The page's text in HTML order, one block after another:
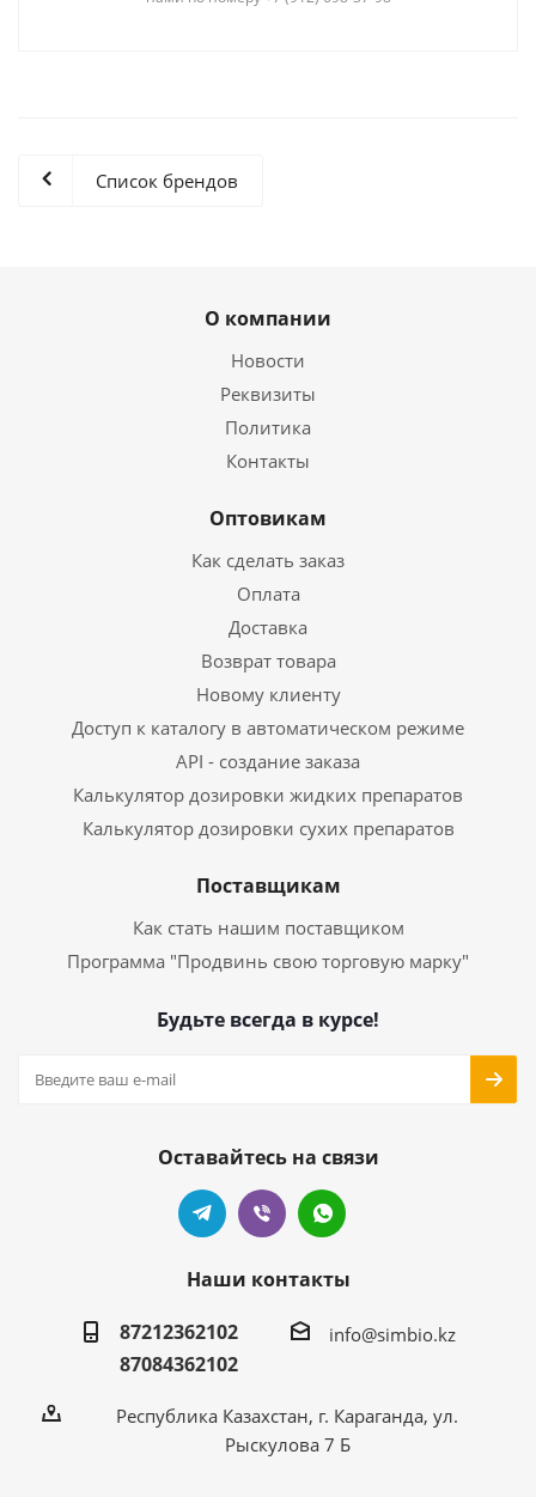
Список брендов
О компании
Новости
Реквизиты
Политика
Контакты
Оптовикам
Как сделать заказ
Оплата
Доставка
Возврат товара
Новому клиенту
Доступ к каталогу в автоматическом режиме
API - создание заказа
Калькулятор дозировки жидких препаратов
Калькулятор дозировки сухих препаратов
Поставщикам
Как стать нашим поставщиком
Программа "Продвинь свою торговую марку"
Будьте всегда в курсе!
Оставайтесь на связи
Наши контакты
87212362102
87084362102
info@simbio.kz
Республика Казахстан, г. Караганда, ул.
Рыскулова 7 Б